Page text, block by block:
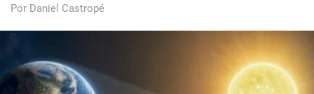
Por Daniel Castropé